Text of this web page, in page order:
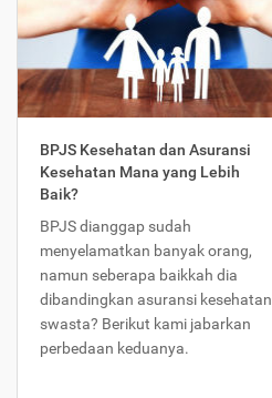
BPJS Kesehatan dan Asuransi
Kesehatan Mana yang Lebih
Baik?
BPJS dianggap sudah
menyelamatkan banyak orang,
namun seberapa baikkah dia
dibandingkan asuransi kesehatan
swasta? Berikut kami jabarkan
perbedaan keduanya.